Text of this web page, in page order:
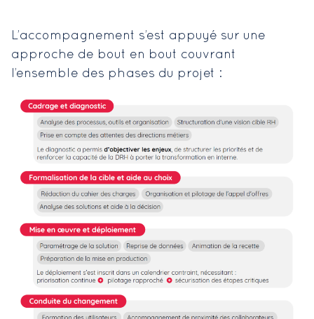
L’accompagnement s’est appuyé sur une
approche de bout en bout couvrant
l’ensemble des phases du projet :